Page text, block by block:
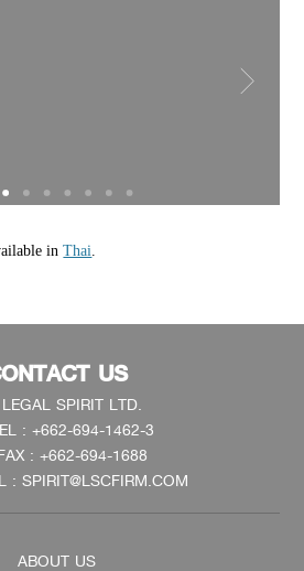
inThai
US
LEGAL SPIRIT LTD.
: +662-694-1462-3
: +662-694-1688
: SPIRIT@LSCFIRM.COM
ABOUT US